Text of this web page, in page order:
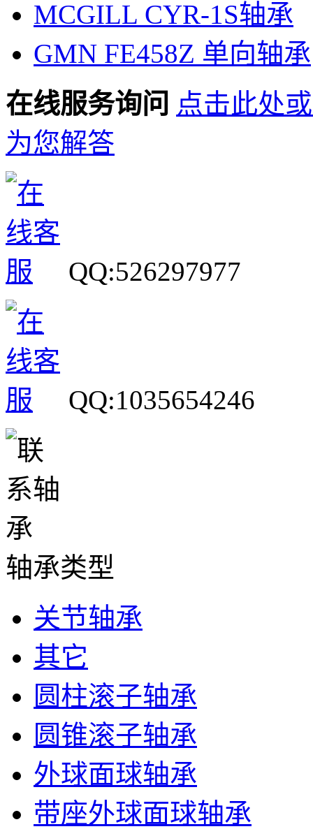
MCGILL CYR-1S轴承
GMN FE458Z 单向轴承
在线服务询问 点击此处
为您解答
QQ:526297977
QQ:1035654246
轴承类型
关节轴承
其它
圆柱滚子轴承
圆锥滚子轴承
外球面球轴承
带座外球面球轴承